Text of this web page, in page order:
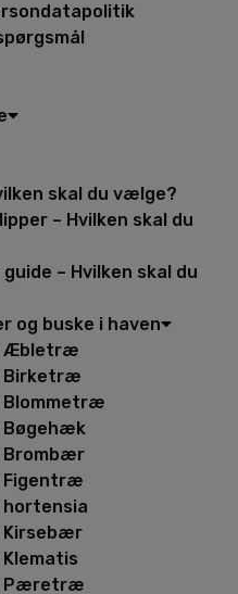
skal du vælge?
– Hvilken skal du
– Hvilken skal du
buske i haven
Æbletræ
Birketræ
Brombær
Figentræ
Kirsebær
Pæretræ